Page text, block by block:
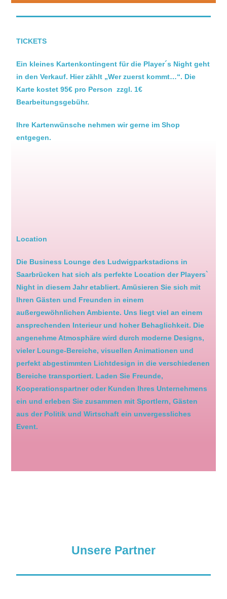
TICKETS
Ein kleines Kartenkontingent für die Player´s Night geht
in den Verkauf. Hier zählt „Wer zuerst kommt…“. Die
Karte kostet 95€ pro Person zzgl. 1€
Bearbeitungsgebühr.
Ihre Kartenwünsche nehmen wir gerne im Shop
entgegen.
Location
Die Business Lounge des Ludwigparkstadions in
Saarbrücken hat sich als perfekte Location der Players`
Night in diesem Jahr etabliert. Amüsieren Sie sich mit
Ihren Gästen und Freunden in einem
außergewöhnlichen Ambiente. Uns liegt viel an einem
ansprechenden Interieur und hoher Behaglichkeit. Die
angenehme Atmosphäre wird durch moderne Designs,
vieler Lounge-Bereiche, visuellen Animationen und
perfekt abgestimmten Lichtdesign in die verschiedenen
Bereiche transportiert. Laden Sie Freunde,
Kooperationspartner oder Kunden Ihres Unternehmens
ein und erleben Sie zusammen mit Sportlern, Gästen
aus der Politik und Wirtschaft ein unvergessliches
Event.
Unsere Partner